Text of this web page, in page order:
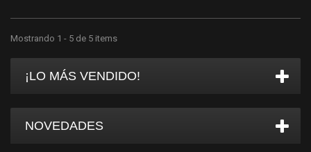
Mostrando 1 - 5 de 5 items
¡LO MÁS VENDIDO!
NOVEDADES